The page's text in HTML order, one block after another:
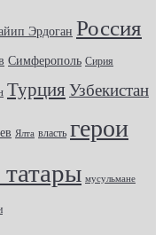
Эрдоган Россия
Симферополь Сирия
Турция Узбекистан
Ялта власть герои
мусульмане